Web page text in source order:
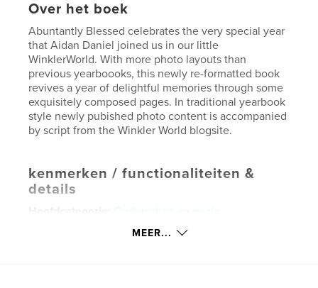
Over het boek
Abuntantly Blessed celebrates the very special year
that Aidan Daniel joined us in our little
WinklerWorld. With more photo layouts than
previous yearboooks, this newly re-formatted book
revives a year of delightful memories through some
exquisitely composed pages. In traditional yearbook
style newly pubished photo content is accompanied
by script from the Winkler World blogsite.
kenmerken / functionaliteiten &
details
Hoofdcategorie:
Ouderschap en gezin
Standaard liggend, 25×20 cm
MEER...